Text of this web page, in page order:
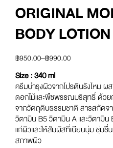
ORIGINAL
BODY LOTION
฿950.00–฿990.00
Size : 340 ml
ครีมบำรุงผิวจากโปรตีนรังไหม
ดอกไม้และพืชพรรณบริสุทธิ์ ด้ว
จากวัตถุดิบธรรมชาติ สารสกัดจ
วิตามิน B5 วิตามิน A และวิตามิ
แก่ผิวและให้สัมผัสที่เนียนนุ่ม ชุ่มชื่
สภาพผิว